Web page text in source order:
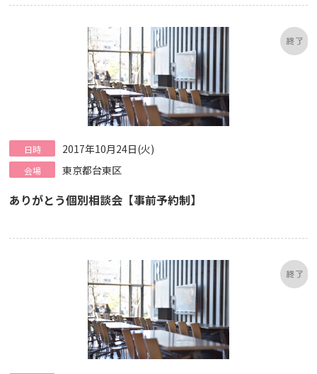
日時 2017年10月24日(火)
会場 東京都台東区
ありがとう個別相談会【事前予約制】